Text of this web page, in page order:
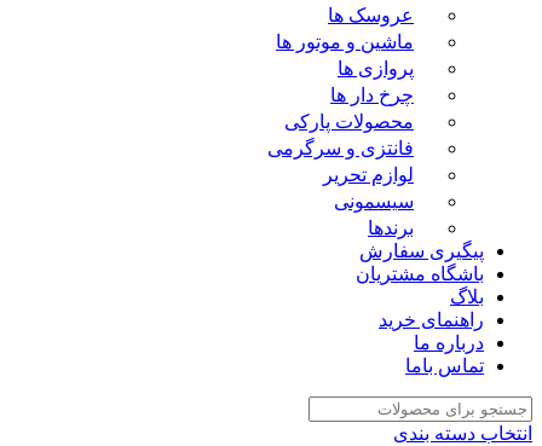
عروسک ها
ماشین و موتور ها
پروازی ها
چرخ دار ها
محصولات پارکی
فانتزی و سرگرمی
لوازم تحریر
سیسمونی
برندها
پیگیری سفارش
باشگاه مشتریان
بلاگ
راهنمای خرید
درباره ما
تماس باما
انتخاب دسته بندی